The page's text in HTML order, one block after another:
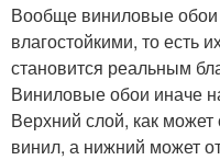
Вообще виниловые обои
влагостойкими, то есть
становится реальным
Виниловые обои иначе
Верхний слой, как может
винил, а нижний может